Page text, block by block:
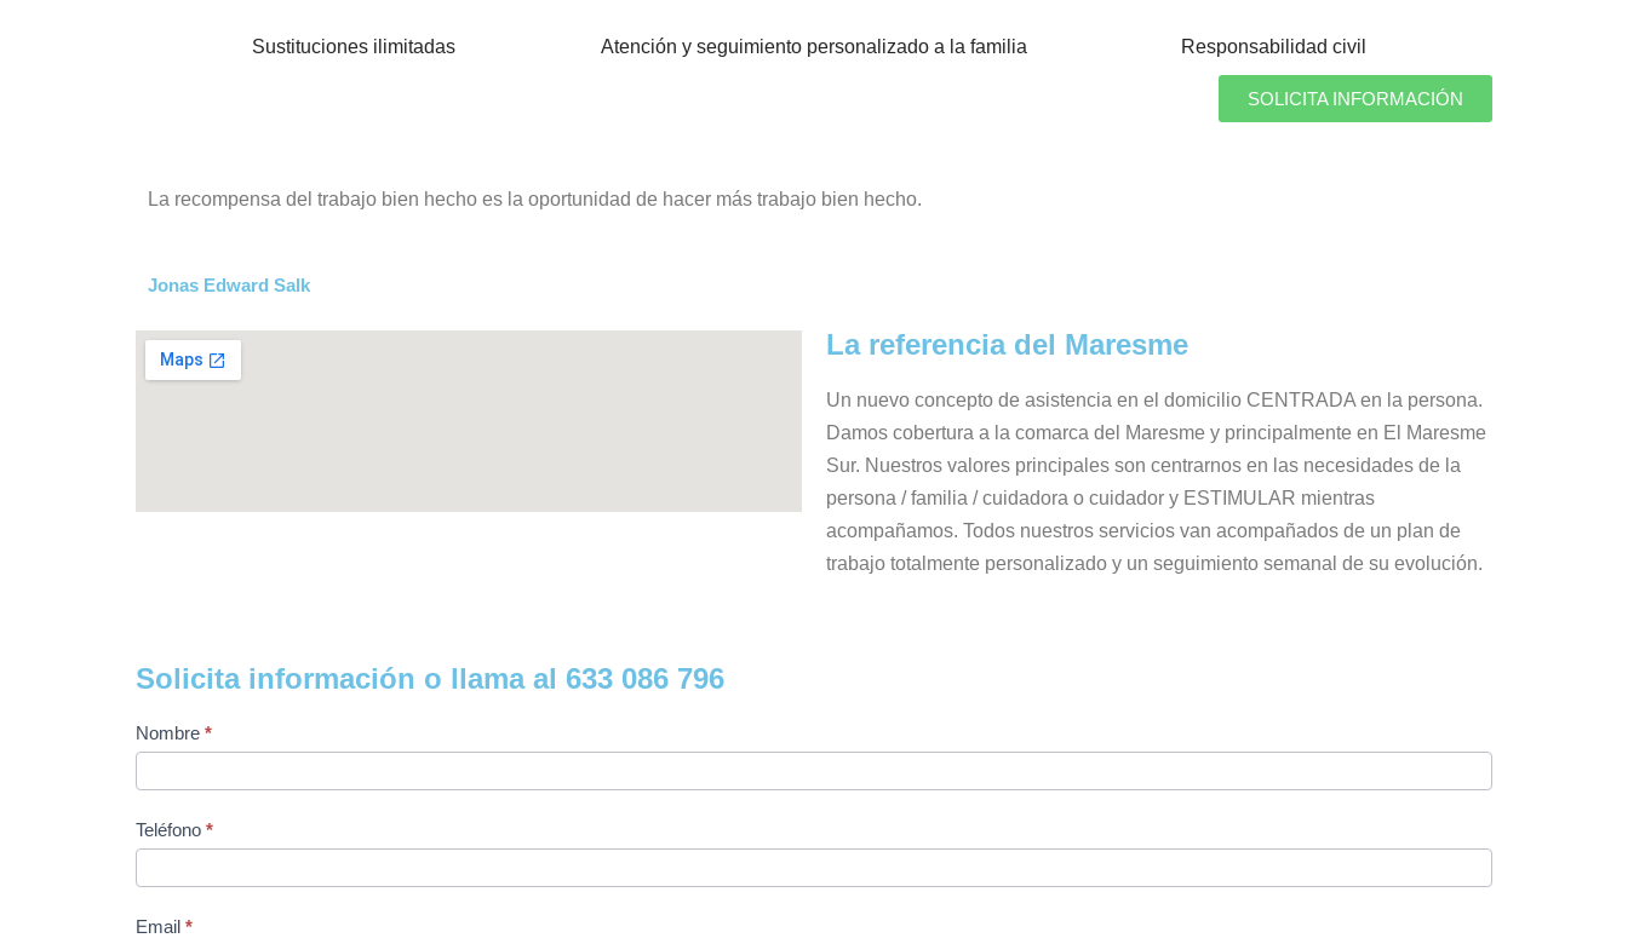
Sustituciones ilimitadas Atención y seguimiento personalizado a la familia Responsabilidad civil
SOLICITA INFORMACIÓN
La recompensa del trabajo bien hecho es la oportunidad de hacer más trabajo bien hecho.
Jonas Edward Salk
La referencia del Maresme
Un nuevo concepto de asistencia en el domicilio CENTRADA en la persona.
Damos cobertura a la comarca del Maresme y principalmente en El Maresme
Sur. Nuestros valores principales son centrarnos en las necesidades de la
persona / familia / cuidadora o cuidador y ESTIMULAR mientras
acompañamos. Todos nuestros servicios van acompañados de un plan de
trabajo totalmente personalizado y un seguimiento semanal de su evolución.
Solicita información o llama al 633 086 796
Contacto
tu
Nombre *
Teléfono *
Email *